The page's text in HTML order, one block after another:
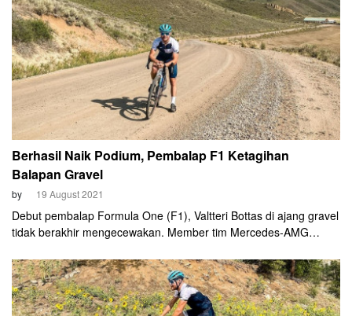
Berhasil Naik Podium, Pembalap F1 Ketagihan
Balapan Gravel
by 19 August 2021
Debut pembalap Formula One (F1), Valtteri Bottas di ajang gravel
tidak berakhir mengecewakan. Member tim Mercedes-AMG
lalu.